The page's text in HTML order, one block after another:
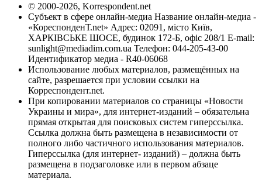
© 2000-2026, Korrespondent.net
Субъект в сфере онлайн-медиа Название онлайн-медиа -
«КореспонденТ.net» Адрес: 02091, місто Київ,
ХАРКІВСЬКЕ ШОСЕ, будинок 172-Б, офіс 208/1 E-mail:
sunlight@mediadim.com.ua Телефон: 044-205-43-00
Идентификатор медиа - R40-06068
Использование любых материалов, размещённых на
сайте, разрешается при условии ссылки на
Корреспондент.net.
При копировании материалов со страницы «Новости
Украины и мира», для интернет-изданий – обязательна
прямая открытая для поисковых систем гиперссылка.
Ссылка должна быть размещена в независимости от
полного либо частичного использования материалов.
Гиперссылка (для интернет- изданий) – должна быть
размещена в подзаголовке или в первом абзаце
материала.